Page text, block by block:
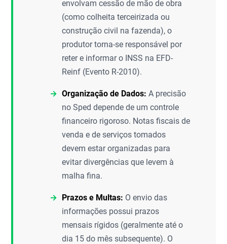
envolvam cessão de mão de obra
(como colheita terceirizada ou
construção civil na fazenda), o
produtor torna-se responsável por
reter e informar o INSS na EFD-
Reinf (Evento R-2010).
Organização de Dados: A precisão
no Sped depende de um controle
financeiro rigoroso. Notas fiscais de
venda e de serviços tomados
devem estar organizadas para
evitar divergências que levem à
malha fina.
Prazos e Multas: O envio das
informações possui prazos
mensais rígidos (geralmente até o
dia 15 do mês subsequente). O